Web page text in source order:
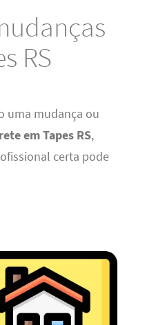
RS
uma mudança ou
em Tapes RS,
certa pode